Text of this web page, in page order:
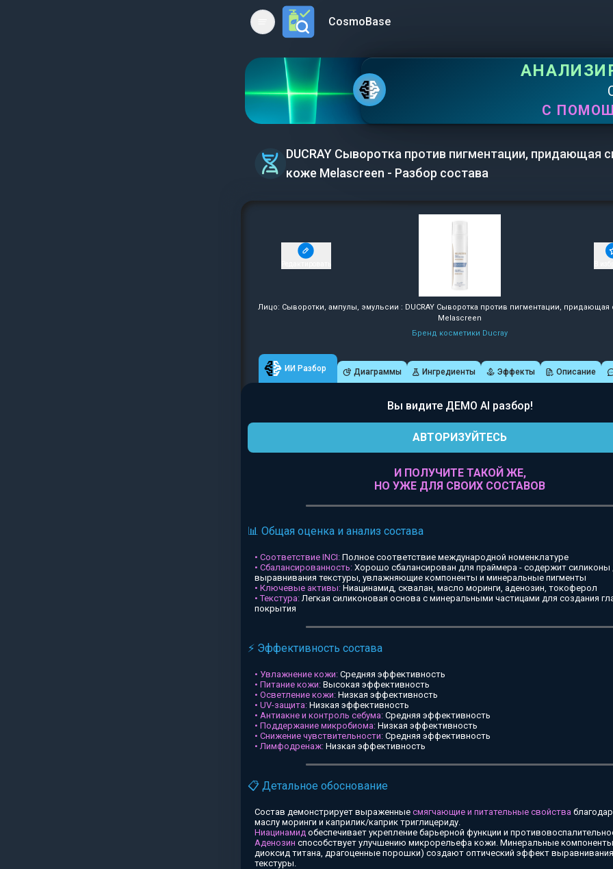
Open main menuCosmoBase
С
DUCRAY Сыворотка против пигментации, придающая
коже Melascreen - Разбор состава
Лицо: Сыворотки, ампулы, эмульсии : DUCRAY Сыворотка против пигментации, придающая
Melascreen
Бренд косметики Ducray
ИИ Разбор Диаграммы Ингредиенты Эффекты Описание
Вы видите ДЕМО AI разбор!
АВТОРИЗУЙТЕСЬ
И ПОЛУЧИТЕ ТАКОЙ ЖЕ,
НО УЖЕ ДЛЯ СВОИХ СОСТАВОВ
📊 Общая оценка и анализ состава
• Соответствие INCI: Полное соответствие международной номенклатуре
• Сбалансированность: Хорошо сбалансирован для праймера - содержит силиконы
выравнивания текстуры, увлажняющие компоненты и минеральные пигменты
• Ключевые активы: Ниацинамид, сквалан, масло моринги, аденозин, токоферол
• Текстура:Легкая силиконовая основа с минеральными частицами для создания
покрытия
⚡ Эффективность состава
• Увлажнение кожи: Средняя эффективность
• Питание кожи: Высокая эффективность
• Осветление кожи: Низкая эффективность
• UV-защита: Низкая эффективность
• Антиакне и контроль себума: Средняя эффективность
• Поддержание микробиома: Низкая эффективность
• Снижение чувствительности: Средняя эффективность
• Лимфодренаж: Низкая эффективность
📋 Детальное обоснование
Состав демонстрирует выраженные смягчающие и питательные свойства
маслу моринги и каприлик/каприк триглицериду.
Ниацинамид обеспечивает укрепление барьерной функции и
Аденозин способствует улучшению микрорельефа кожи. Минеральные
диоксид титана, драгоценные порошки) создают оптический эффект
текстуры.